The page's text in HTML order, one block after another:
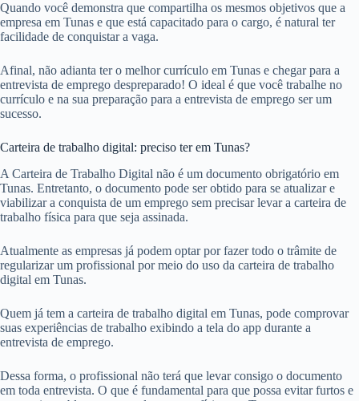
Quando você demonstra que compartilha os mesmos objetivos que a
empresa em Tunas e que está capacitado para o cargo, é natural ter
facilidade de conquistar a vaga.
Afinal, não adianta ter o melhor currículo em Tunas e chegar para a
entrevista de emprego despreparado! O ideal é que você trabalhe no
currículo e na sua preparação para a entrevista de emprego ser um
sucesso.
Carteira de trabalho digital: preciso ter em Tunas?
A Carteira de Trabalho Digital não é um documento obrigatório em
Tunas. Entretanto, o documento pode ser obtido para se atualizar e
viabilizar a conquista de um emprego sem precisar levar a carteira de
trabalho física para que seja assinada.
Atualmente as empresas já podem optar por fazer todo o trâmite de
regularizar um profissional por meio do uso da carteira de trabalho
digital em Tunas.
Quem já tem a carteira de trabalho digital em Tunas, pode comprovar
suas experiências de trabalho exibindo a tela do app durante a
entrevista de emprego.
Dessa forma, o profissional não terá que levar consigo o documento
em toda entrevista. O que é fundamental para que possa evitar furtos e